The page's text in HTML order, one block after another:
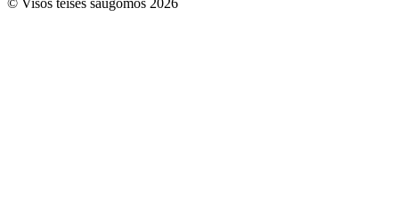
© Visos teisės saugomos 2026